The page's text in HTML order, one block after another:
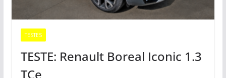
TESTES
TESTE: Renault Boreal Iconic 1.3
TCe